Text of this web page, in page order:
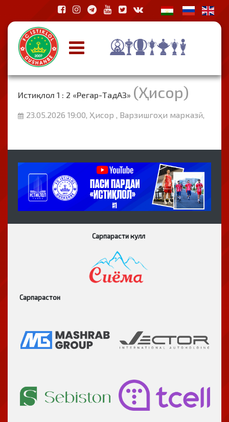
Истиқлол 1 : 2 «Регар-ТадАЗ» (Ҳисор)
23.05.2026 19:00, Ҳисор , Варзишгоҳи марказӣ,
Сарпарасти кулл
Сарпарастон